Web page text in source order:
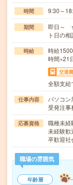
時間 9:30～
期間
即日～
ト日の
時給
時給
時間×21
交通費
全額支給
仕事内容
パソコ
受発注
応募資格
職種未経
未経験歓
卒歓迎
職場の雰囲気
年齢層